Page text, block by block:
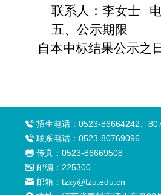
联系人：李女士
五、公示期限
自本中标结果公示之
招生电话：0523-86664242、
联系电话：0523-80769096
传真：0523-86669508
邮编：225300
邮箱：tzxy@tzu.edu.cn